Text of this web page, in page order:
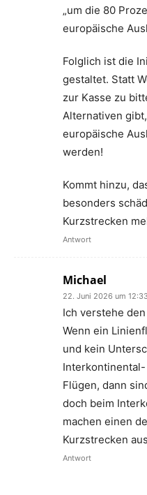
„um die 80
europäische
Folglich ist die
gestaltet. Statt
zur Kasse zu
Alternativen
europäische
werden!
Kommt hinzu,
besonders
Kurzstrecken
Antwort
Michael
22. Juni 2026 um 12:33
Ich verstehe
Wenn ein
und kein
Flügen, dann
doch beim
machen einen
Kurzstrecken
Antwort